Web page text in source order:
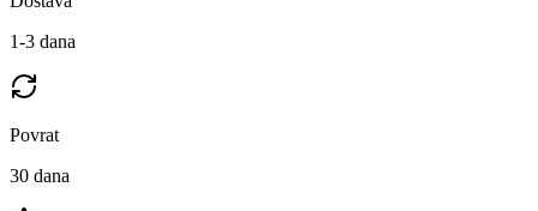
1-3 dana
Povrat
30 dana